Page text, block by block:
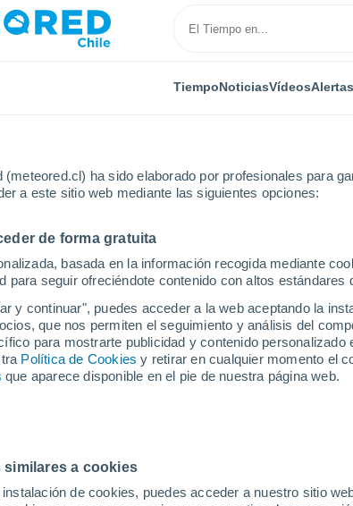
(meteored.cl) ha sido elaborado por profesionales para
a este sitio web mediante las siguientes opciones:
de forma gratuita
basada en la información recogida mediante
para seguir ofreciéndote contenido con altos estándares
y continuar", puedes acceder a la web aceptando la
que nos permiten el seguimiento y análisis del
para mostrarte publicidad y contenido
Política de Cookies y retirar en cualquier momento el
que aparece disponible en el pie de nuestra página web.
similares a cookies
de cookies, puedes acceder a nuestro sitio
TiempoNoticiasVídeosAlertas
noticias para el
de efecto invernadero
carbono y el metano siguen
en, al menos, cientos de miles de